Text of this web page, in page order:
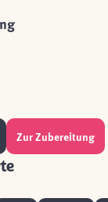
Zur Zubereitung